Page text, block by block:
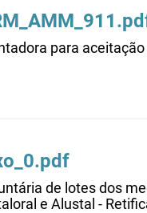
para
de lotes dos
e Alustal -